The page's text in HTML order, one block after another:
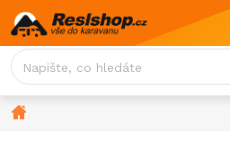
Přejít
na
obsah